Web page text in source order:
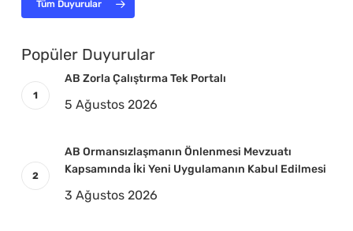
Tüm Duyurular
Popüler Duyurular
AB Zorla Çalıştırma Tek Portalı
5 Ağustos 2026
AB Ormansızlaşmanın Önlenmesi Mevzuatı
Kapsamında İki Yeni Uygulamanın Kabul Edilmesi
3 Ağustos 2026